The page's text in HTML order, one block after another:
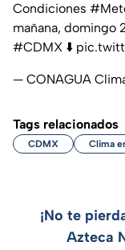
Condiciones
mañana, domingo
#CDMX ⬇️
— CONAGUA
Tags relacionados
CDMX Clima
¡No te
Azteca